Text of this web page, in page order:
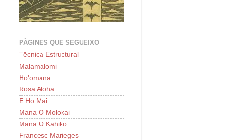
PÀGINES QUE SEGUEIXO
Tēcnica Estructural
Malamalomi
Ho'omana
Rosa Aloha
E Ho Mai
Mana O Molokai
Mana O Kahiko
Francesc Marieges